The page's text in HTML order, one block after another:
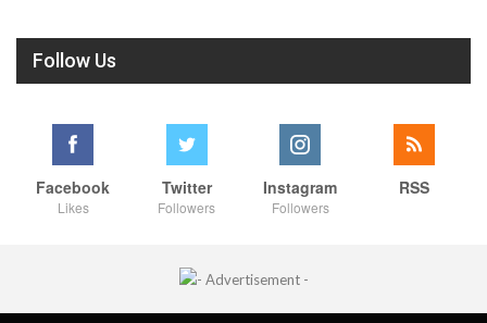
Follow Us
Facebook
Likes
Twitter
Followers
Instagram
Followers
RSS